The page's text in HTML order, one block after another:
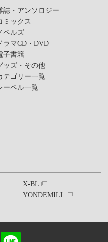
誌・アンソロジー
ミックス
ベルズ
ドラマCD・DVD
子書籍
ッズ・その他
テゴリー一覧
ーベル一覧
X-BL
YONDEMILL